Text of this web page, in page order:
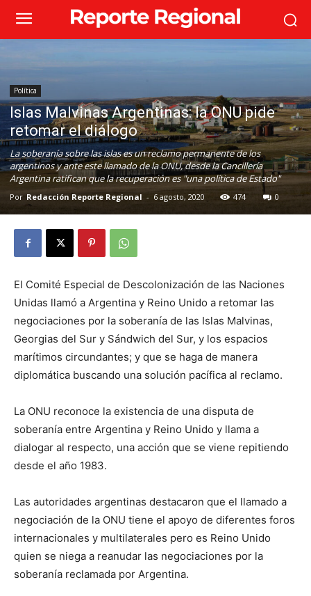
Política
Islas Malvinas Argentinas: la ONU pide
retomar el diálogo
La soberanía sobre las islas es un reclamo permanente de los
argentinos y ante este llamado de la ONU, desde la Cancillería
Argentina ratifican que la recuperación es "una política de Estado"
Por Redacción Reporte Regional - 6 agosto, 2020 474 0
El Comité Especial de Descolonización de las Naciones
Unidas llamó a Argentina y Reino Unido a retomar las
negociaciones por la soberanía de las Islas Malvinas,
Georgias del Sur y Sándwich del Sur, y los espacios
marítimos circundantes; y que se haga de manera
diplomática buscando una solución pacífica al reclamo.
La ONU reconoce la existencia de una disputa de
soberanía entre Argentina y Reino Unido y llama a
dialogar al respecto, una acción que se viene repitiendo
desde el año 1983.
Las autoridades argentinas destacaron que el llamado a
negociación de la ONU tiene el apoyo de diferentes foros
internacionales y multilaterales pero es Reino Unido
quien se niega a reanudar las negociaciones por la
soberanía reclamada por Argentina.